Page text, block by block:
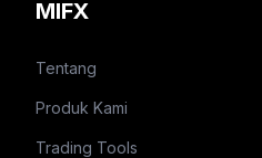
MIFX
Tentang
Produk Kami
Trading Tools